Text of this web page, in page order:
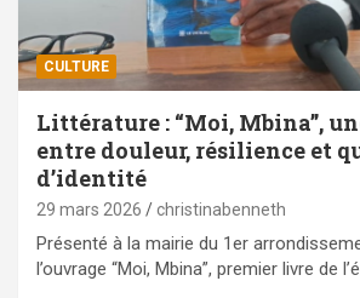
CULTURE
Littérature : “Moi, Mbina”,
entre douleur, résilience et
d’identité
29 mars 2026 christinabenneth
Présenté à la mairie du 1er
l’ouvrage “Moi, Mbina”, premier livre de